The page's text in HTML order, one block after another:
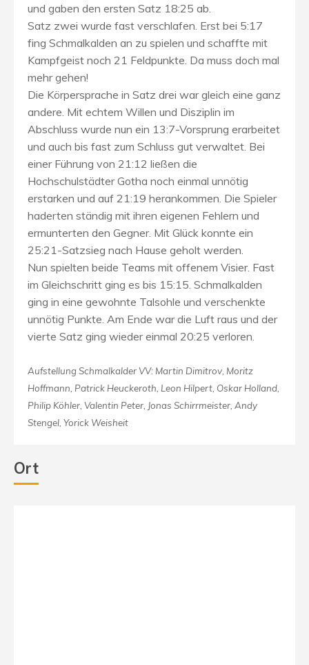
und gaben den ersten Satz 18:25 ab.
Satz zwei wurde fast verschlafen. Erst bei 5:17
fing Schmalkalden an zu spielen und schaffte mit
Kampfgeist noch 21 Feldpunkte. Da muss doch mal
mehr gehen!
Die Körpersprache in Satz drei war gleich eine ganz
andere. Mit echtem Willen und Disziplin im
Abschluss wurde nun ein 13:7-Vorsprung erarbeitet
und auch bis fast zum Schluss gut verwaltet. Bei
einer Führung von 21:12 ließen die
Hochschulstädter Gotha noch einmal unnötig
erstarken und auf 21:19 herankommen. Die Spieler
haderten ständig mit ihren eigenen Fehlern und
ermunterten den Gegner. Mit Glück konnte ein
25:21-Satzsieg nach Hause geholt werden.
Nun spielten beide Teams mit offenem Visier. Fast
im Gleichschritt ging es bis 15:15. Schmalkalden
ging in eine gewohnte Talsohle und verschenkte
unnötig Punkte. Am Ende war die Luft raus und der
vierte Satz ging wieder einmal 20:25 verloren.
Aufstellung Schmalkalder VV: Martin Dimitrov, Moritz
Hoffmann, Patrick Heuckeroth, Leon Hilpert, Oskar Holland,
Philip Köhler, Valentin Peter, Jonas Schirrmeister, Andy
Stengel, Yorick Weisheit
Ort